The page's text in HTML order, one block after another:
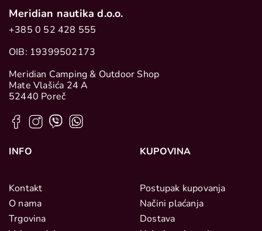
Meridian nautika d.o.o.
+385 0 52 428 555
OIB: 19399502173
Meridian Camping & Outdoor Shop
Mate Vlašića 24 A
52440 Poreč
INFO
Kontakt
O nama
Trgovina
KUPOVINA
Postupak kupovanja
Načini plaćanja
Dostava